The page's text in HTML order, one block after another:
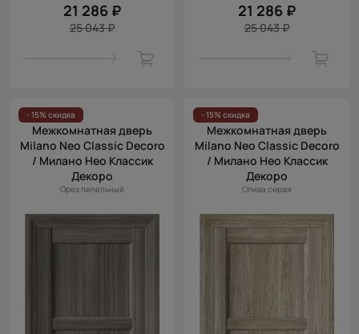
21 286 ₽
25 043 ₽
21 286 ₽
25 043 ₽
- 15% скидка
Межкомнатная дверь
Milano Neo Classic Decoro
/ Милано Нео Классик
Декоро
Орех пепельный
- 15% скидка
Межкомнатная дверь
Milano Neo Classic Decoro
/ Милано Нео Классик
Декоро
Олива серая